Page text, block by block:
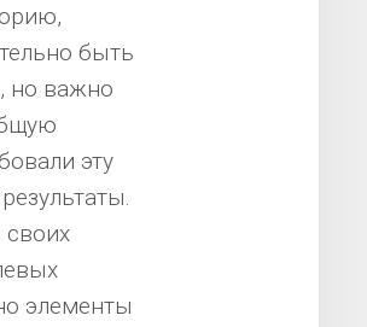
быть
но важно
эту
элементы